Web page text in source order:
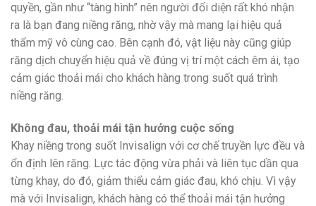
quyền, gần như “tàng hình” nên người đối diện rất khó nhận
ra là bạn đang niềng răng, nhờ vậy mà mang lại hiệu quả
thẩm mỹ vô cùng cao. Bên cạnh đó, vật liệu này cũng giúp
răng dịch chuyển hiệu quả về đúng vị trí một cách êm ái, tạo
cảm giác thoải mái cho khách hàng trong suốt quá trình
niềng răng.
Không đau, thoải mái tận hưởng cuộc sống
Khay niềng trong suốt Invisalign với cơ chế truyền lực đều và
ổn định lên răng. Lực tác động vừa phải và liên tục dần qua
từng khay, do đó, giảm thiểu cảm giác đau, khó chịu. Vì vậy
mà với Invisalign, khách hàng có thể thoải mái tận hưởng